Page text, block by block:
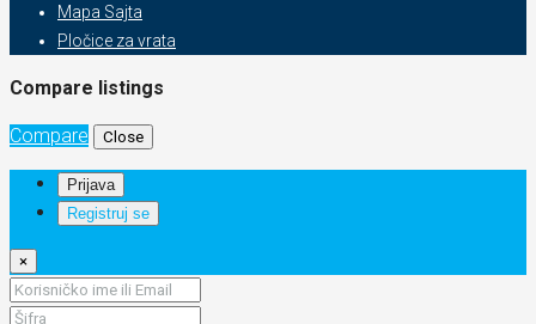
Mapa Sajta
Pločice za vrata
Compare listings
Compare Close
Prijava
Registruj se
×